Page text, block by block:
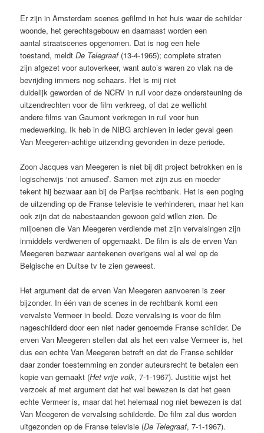
Er zijn in Amsterdam scenes gefilmd in het huis waar de schilder
woonde, het gerechtsgebouw en daarnaast worden een
aantal straatscenes opgenomen. Dat is nog een hele
toestand, meldtDe Telegraaf(13-4-1965); complete straten
zijn afgezet voor autoverkeer, want auto’s waren zo vlak na de
bevrijding immers nog schaars. Het is mij niet
duidelijk geworden of de NCRV in ruil voor deze ondersteuning de
uitzendrechten voor de film verkreeg, of dat ze wellicht
andere films van Gaumont verkregen in ruil voor hun
medewerking. Ik heb in de NIBG archieven in ieder geval geen
Van Meegeren-achtige uitzending gevonden in deze periode.
Zoon Jacques van Meegeren is niet bij dit project betrokken en is
logischerwijs ‘not amused’. Samen met zijn zus en moeder
tekent hij bezwaar aan bij de Parijse rechtbank. Het is een poging
de uitzending op de Franse televisie te verhinderen, maar het kan
ook zijn dat de nabestaanden gewoon geld willen zien. De
miljoenen die Van Meegeren verdiende met zijn vervalsingen zijn
inmiddels verdwenen of opgemaakt. De film is als de erven Van
Meegeren bezwaar aantekenen overigens wel al wel op de
Belgische en Duitse tv te zien geweest.
Het argument dat de erven Van Meegeren aanvoeren is zeer
bijzonder. In één van de scenes in de rechtbank komt een
vervalste Vermeer in beeld. Deze vervalsing is voor de film
nageschilderd door een niet nader genoemde Franse schilder. De
erven Van Meegeren stellen dat als het een valse Vermeer is, het
dus een echte Van Meegeren betreft en dat de Franse schilder
daar zonder toestemming en zonder auteursrecht te betalen een
kopie van gemaakt (Het vrije volk, 7-1-1967). Justitie wijst het
verzoek af met argument dat het wel bewezen is dat het geen
echte Vermeer is, maar dat het helemaal nog niet bewezen is dat
Van Meegeren de vervalsing schilderde. De film zal dus worden
uitgezonden op de Franse televisie (De Telegraaf, 7-1-1967).